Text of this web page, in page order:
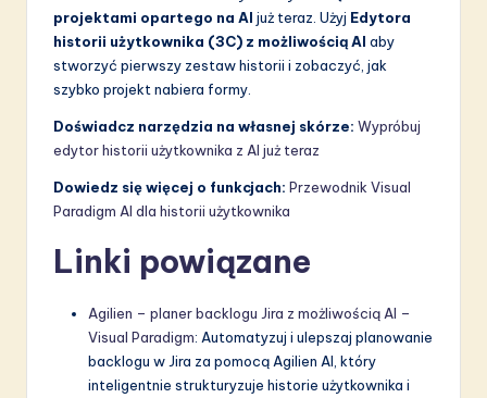
projektami opartego na AI już teraz. Użyj Edytora
historii użytkownika (3C) z możliwością AI aby
stworzyć pierwszy zestaw historii i zobaczyć, jak
szybko projekt nabiera formy.
Doświadcz narzędzia na własnej skórze: Wypróbuj
edytor historii użytkownika z AI już teraz
Dowiedz się więcej o funkcjach: Przewodnik Visual
Paradigm AI dla historii użytkownika
Linki powiązane
Agilien – planer backlogu Jira z możliwością AI –
Visual Paradigm: Automatyzuj i ulepszaj planowanie
backlogu w Jira za pomocą Agilien AI, który
inteligentnie strukturyzuje historie użytkownika i